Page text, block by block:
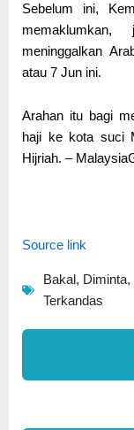
Sebelum ini,
meninggalkan
atau 7 Jun ini.
Arahan itu bagi
haji ke kota suci
Hijriah. –
Source link
Bakal, Diminta,
Terkandas